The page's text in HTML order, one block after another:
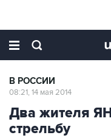
В РОССИИ
08:21, 14 мая 2014
Два жителя
стрельбу